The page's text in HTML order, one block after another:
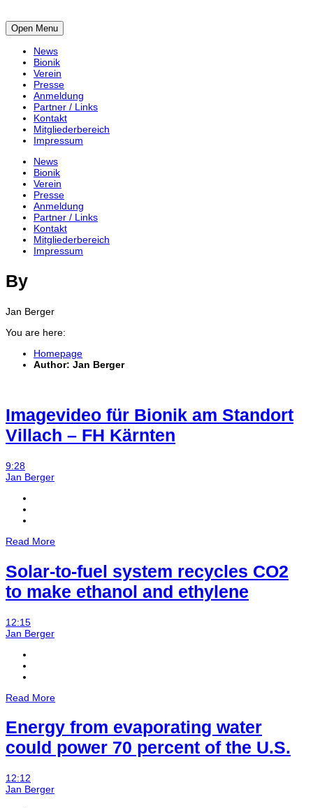
Open Menu
News
Bionik
Verein
Presse
Anmeldung
Partner / Links
Kontakt
Mitgliederbereich
Impressum
News
Bionik
Verein
Presse
Anmeldung
Partner / Links
Kontakt
Mitgliederbereich
Impressum
By
Jan Berger
You are here:
Homepage
Author: Jan Berger
Imagevideo für Bionik am Standort
Villach – FH Kärnten
9:28
Jan Berger
Read More
Solar-to-fuel system recycles CO2
to make ethanol and ethylene
12:15
Jan Berger
Read More
Energy from evaporating water
could power 70 percent of the U.S.
12:12
Jan Berger